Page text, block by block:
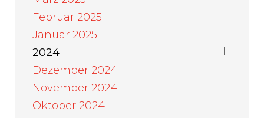
Februar 2025
Januar 2025
2024
Dezember 2024
November 2024
Oktober 2024